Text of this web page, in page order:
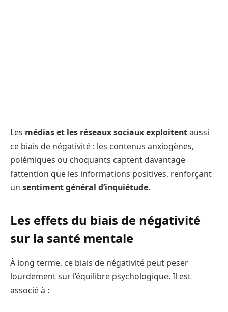
Les médias et les réseaux sociaux exploitentaussi
ce biais de négativité : les contenus anxiogènes,
polémiques ou choquants captent davantage
l’attention que les informations positives, renforçant
un sentiment général d’inquiétude.
Les effets du biais de négativité
sur la santé mentale
À long terme, ce biais de négativité peut peser
lourdement sur l’équilibre psychologique. Il est
associé à :